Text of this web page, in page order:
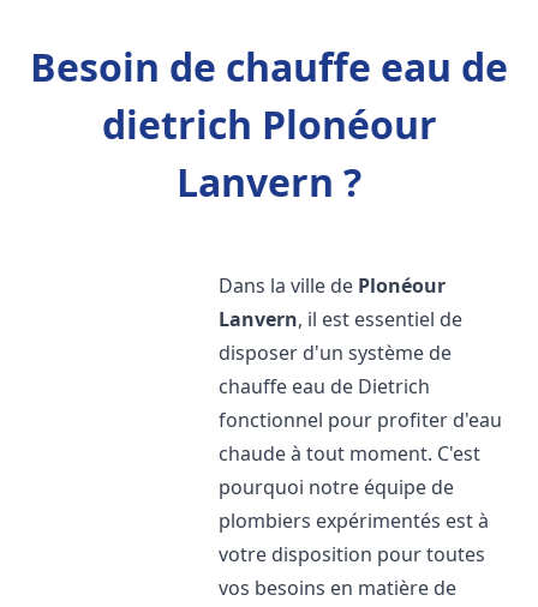
Besoin de chauffe eau de
dietrich Plonéour
Lanvern ?
Dans la ville de Plonéour
Lanvern, il est essentiel de
disposer d'un système de
chauffe eau de Dietrich
fonctionnel pour profiter d'eau
chaude à tout moment. C'est
pourquoi notre équipe de
plombiers expérimentés est à
votre disposition pour toutes
vos besoins en matière de